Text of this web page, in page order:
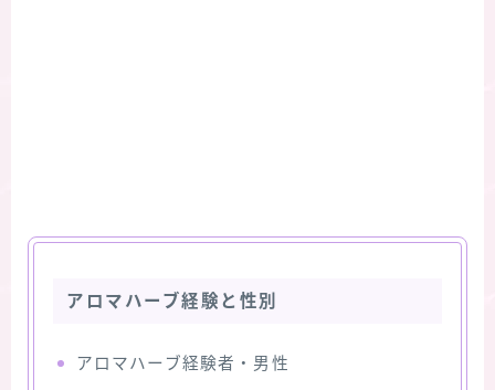
アロマハーブ経験と性別
アロマハーブ経験者・男性